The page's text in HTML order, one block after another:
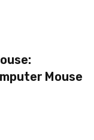
Mouse